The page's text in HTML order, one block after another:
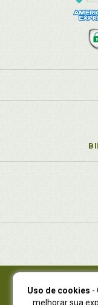
Juruá
Uso de cookies -
melhorar sua